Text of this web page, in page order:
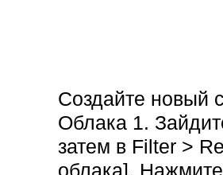
Создайте новый
Облака 1.
затем в Filter >
облака].